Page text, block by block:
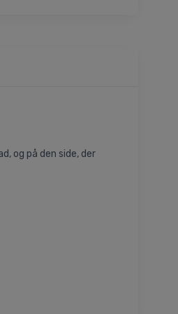
og på den side, der